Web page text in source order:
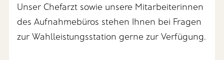
Unser Chefarzt sowie unsere Mitarbeiterinnen
des Aufnahmebüros stehen Ihnen bei Fragen
zur Wahlleistungsstation gerne zur Verfügung.